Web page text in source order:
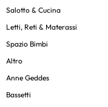
Salotto & Cucina
Letti, Reti & Materassi
Spazio Bimbi
Altro
Anne Geddes
Bassetti